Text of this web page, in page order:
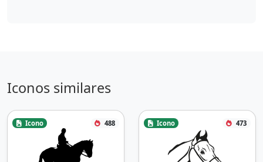
Iconos similares
Icono 488 Icono 473